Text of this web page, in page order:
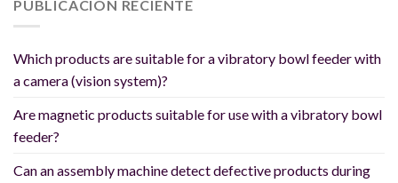
PUBLICACIÓN RECIENTE
Which products are suitable for a vibratory bowl feeder with
a camera (vision system)?
Are magnetic products suitable for use with a vibratory bowl
feeder?
Can an assembly machine detect defective products during